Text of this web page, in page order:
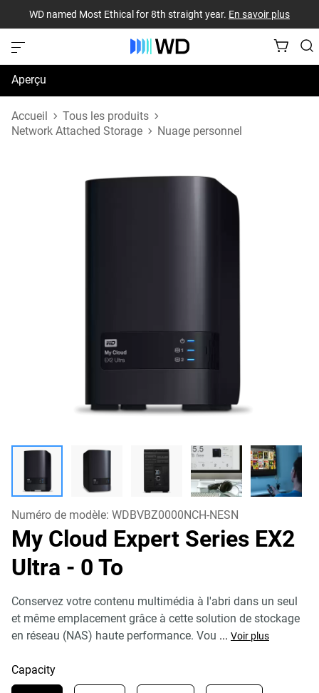
WD named Most Ethical for 8th straight year. En savoir plus
Aperçu
Caractéristiques techniques
Accueil
Tous les produits
Network Attached Storage
Nuage personnel
Numéro de modèle: WDBVBZ0000NCH-NESN
My Cloud Expert Series EX2
Ultra - 0 To
Conservez votre contenu multimédia à l'abri dans un seul
et même emplacement grâce à cette solution de stockage
en réseau (NAS) haute performance. Vou ... Voir plus
Capacity